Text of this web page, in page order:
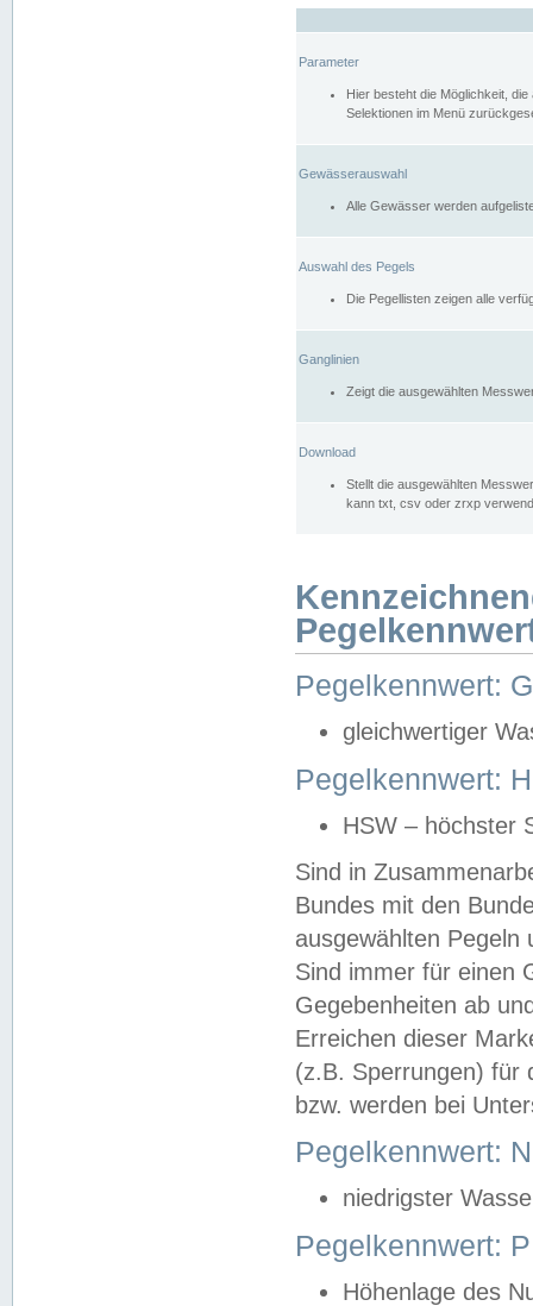
Parameter
Hier besteht die Möglichkeit,
Selektionen im Menü
Gewässerauswahl
Alle Gewässer werden
Auswahl des Pegels
Die Pegellisten zeigen alle
Ganglinien
Zeigt die ausgewählten
Download
Stellt die ausgewählten
kann txt, csv oder zrxp
Pegelkennwert:
gleichwertiger
Pegelkennwert:
HSW – höchster
Sind in
Bundes mit den
ausgewählten
Sind immer für einen
Gegebenheiten ab
Erreichen dieser
(z.B. Sperrungen) für
bzw. werden bei
Pegelkennwert:
niedrigster
Pegelkennwert:
Höhenlage des